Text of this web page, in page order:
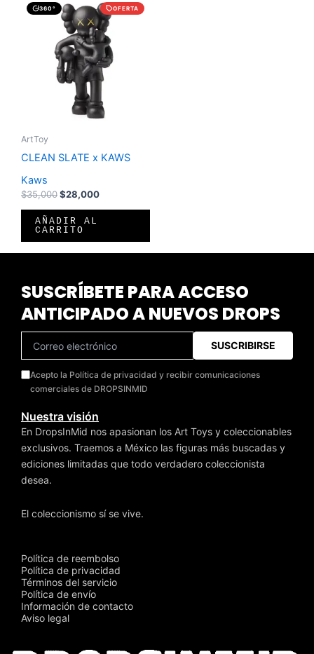
360° OFERTA
ArtToy
CLEAN SLATE x KAWS
Kaws
$35,000
precio
original
era:
$35,000.
$28,000
precio
actual
es:
$28,000.
AÑADIR AL
CARRITO
SUSCRÍBETE PARA ACCESO
ANTICIPADO A NUEVOS DROPS
SUSCRIBIRSE
Acepto la Política de privacidad y recibir comunicaciones
comerciales de DROPSINMID
Nuestra visión
En DropsInMid nos apasionan los Art Toys y coleccionables
exclusivos. Traemos a México las figuras más buscadas y
ediciones limitadas que todo verdadero coleccionista
desea.
El coleccionismo sí se vive.
Política de reembolso
Política de privacidad
Términos del servicio
Política de envío
Información de contacto
Aviso legal